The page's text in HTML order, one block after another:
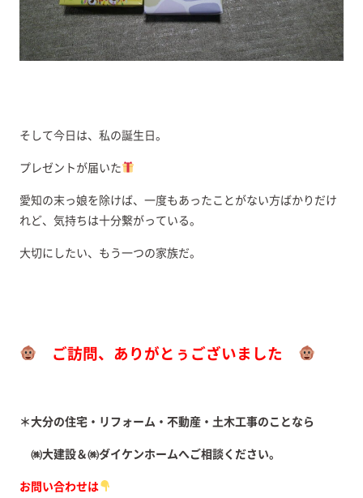
そして今日は、私の誕生日。
プレゼントが届いた
愛知の末っ娘を除けば、一度もあったことがない方ばかりだけ
れど、気持ちは十分繋がっている。
大切にしたい、もう一つの家族だ。
ご訪問、ありがとぅございました
＊大分の住宅・リフォーム・不動産・土木工事のことなら
㈱大建設＆㈱ダイケンホームへご相談ください。
お問い合わせは